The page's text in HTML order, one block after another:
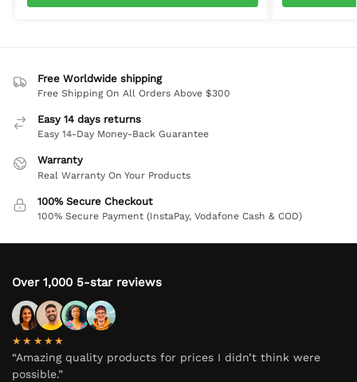
Free Worldwide shipping
Free Shipping On All Orders Above $300
Easy 14 days returns
Easy 14-Day Money-Back Guarantee
Warranty
Real Warranty On Your Products
100% Secure Checkout
100% Secure Payment (InstaPay, Vodafone Cash & COD)
Over 1,000 5-star reviews
★★★★★
“Amazing quality products for prices I didn’t think were
possible.”